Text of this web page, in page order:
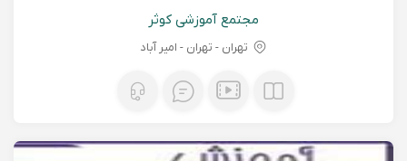
مجتمع آموزشی کوثر
تهران - تهران - امیر آباد